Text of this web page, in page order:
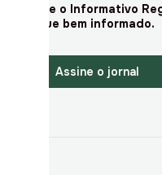
Assine o Informativo
e fique bem informado.
Assine o jornal